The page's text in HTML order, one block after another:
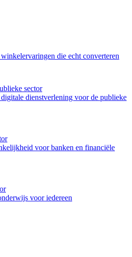
die echt converteren
sector
dienstverlening voor de publieke
voor banken en financiële
voor iedereen